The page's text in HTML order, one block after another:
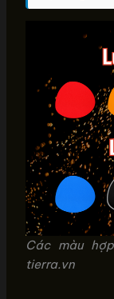
Các màu
tierra.vn